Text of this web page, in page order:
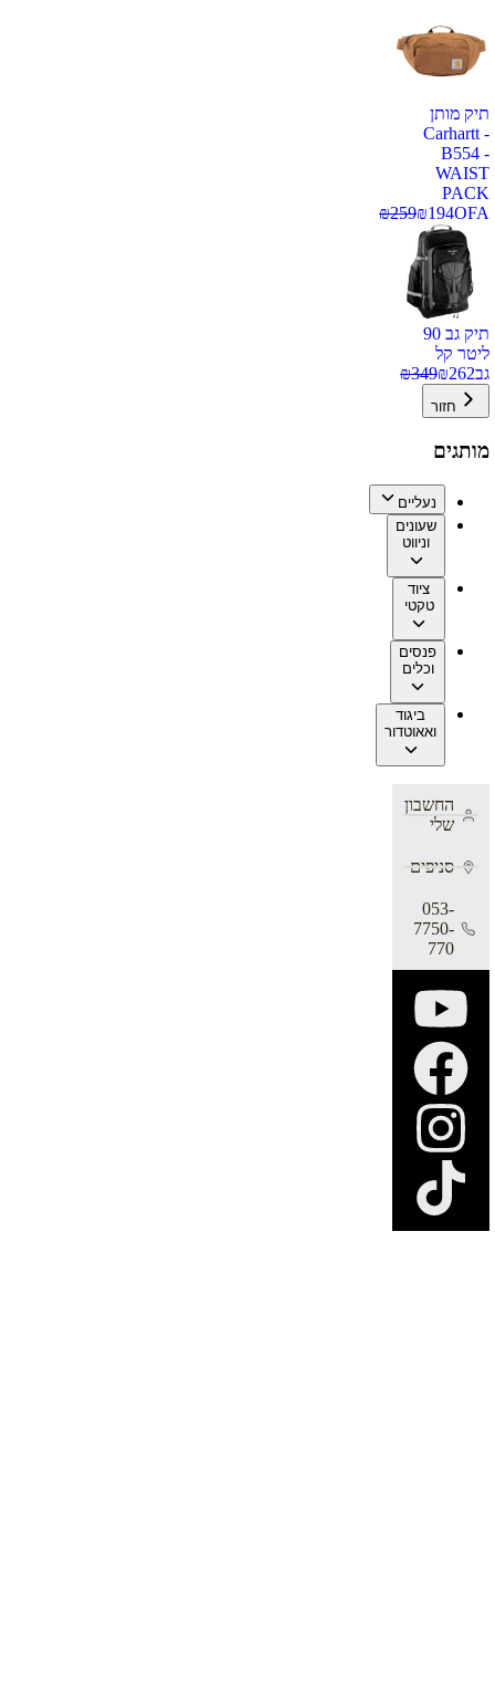
תיק מותן
Carhartt -
B554 -
WAIST
PACK
OFA
₪194
₪259
תיק גב 90
ליטר קל
גב
₪262
₪349
חזור
מותגים
נעליים
שעונים
וניווט
ציוד
טקטי
פנסים
וכלים
ביגוד
ואאוטדור
החשבון
שלי
סניפים
053-
7750-
770